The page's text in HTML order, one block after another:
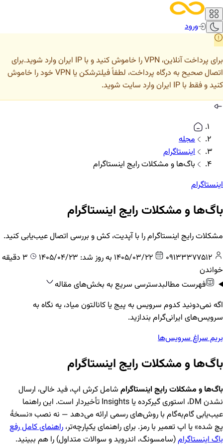
ورود
برای پرداخت آنلاین، VPN را خاموش کنید و با IP ایران وارد شوید.
برای
اتصال صحیح به درگاه پرداخت، لطفاً فیلترشکن یا VPN خود را خاموش
کنید و فقط با IP ایران وارد سایت شوید.
مجله
اینستاگرام
باگ‌ها و مشکلات رایج اینستاگرام
اینستاگرام
باگ‌ها و مشکلات رایج اینستاگرام
مشکلات رایج اینستاگرام را با آپدیت، کش و بررسی اتصال عیب‌یابی کنید.
به روز شد: 1405/04/23
3 دقیقه
خواندن
فهرست مطالبدسترسی سریع به بخش‌های مقاله
اگه نمی‌دونید کدوم سرویس به پیج یا کانالتون میاد، یه نگاه به
سرویس‌های ایرانی‌گرام بندازید.
بریم سراغ سرویس‌ها
باگ‌ها و مشکلات رایج اینستاگرام
باگ‌ها و مشکلات رایج اینستاگرام شامل کرش اپ، فید خالی، ارسال
نشدن DM، استوری گیرکرده یا Insights تأخیردار است. این راهنما
عیب‌یابی گام‌به‌گام با روش‌های رسمی ارائه می‌دهد — نه نصب «نسخهٔ
پچ شده» یا اپ تعمیر با رمز. برای راهنمای یکپارچه‌تر، راهنمای کامل رفع
باگ اینستاگرام(سامسونگ، اندروید و سوالات متداول) را هم ببینید.